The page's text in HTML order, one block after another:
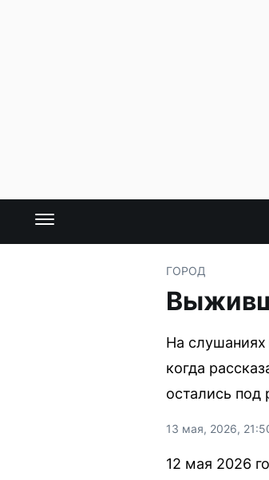
ГОРОД
На
когда
остались под
13 мая, 2026,
12 мая 2026